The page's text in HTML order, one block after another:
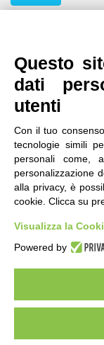
contatti| qualità
IRES
Sociali
Via
P.Iva
© 2018 All Rights
Questo
dati
utenti
Con il tuo
tecnologie simili
personali
personalizzazione
alla privacy, è
cookie. Clicca su
Visualizza la
Powered by